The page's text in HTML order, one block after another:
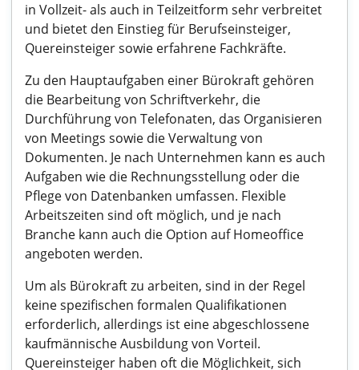
in Vollzeit- als auch in Teilzeitform sehr verbreitet
und bietet den Einstieg für Berufseinsteiger,
Quereinsteiger sowie erfahrene Fachkräfte.
Zu den Hauptaufgaben einer Bürokraft gehören
die Bearbeitung von Schriftverkehr, die
Durchführung von Telefonaten, das Organisieren
von Meetings sowie die Verwaltung von
Dokumenten. Je nach Unternehmen kann es auch
Aufgaben wie die Rechnungsstellung oder die
Pflege von Datenbanken umfassen. Flexible
Arbeitszeiten sind oft möglich, und je nach
Branche kann auch die Option auf Homeoffice
angeboten werden.
Um als Bürokraft zu arbeiten, sind in der Regel
keine spezifischen formalen Qualifikationen
erforderlich, allerdings ist eine abgeschlossene
kaufmännische Ausbildung von Vorteil.
Quereinsteiger haben oft die Möglichkeit, sich